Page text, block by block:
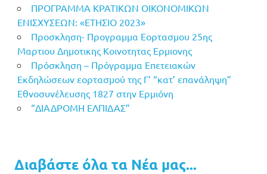
ΠΡΟΓΡΑΜΜΑ ΚΡΑΤΙΚΩΝ ΟΙΚΟΝΟΜΙΚΩΝ
ΕΝΙΣΧΥΣΕΩΝ: «ΕΤΗΣΙΟ 2023»
Προσκληση- Προγραμμα Εορτασμου 25ης
Μαρτιου Δημοτικης Κοινοτητας Ερμιονης
Πρόσκληση – Πρόγραμμα Επετειακών
Εκδηλώσεων εορτασμού της Γ’ “κατ’ επανάληψη”
Εθνοσυνέλευσης 1827 στην Ερμιόνη
“ΔΙΑΔΡΟΜΗ ΕΛΠΙΔΑΣ”
Διαβάστε όλα τα Νέα μας...